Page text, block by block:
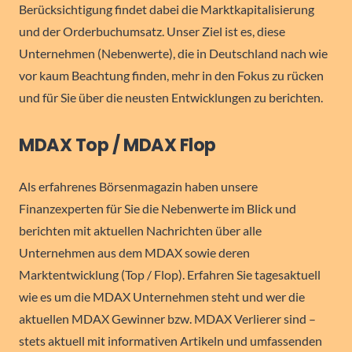
Berücksichtigung findet dabei die Marktkapitalisierung
und der Orderbuchumsatz. Unser Ziel ist es, diese
Unternehmen (Nebenwerte), die in Deutschland nach wie
vor kaum Beachtung finden, mehr in den Fokus zu rücken
und für Sie über die neusten Entwicklungen zu berichten.
MDAX Top / MDAX Flop
Als erfahrenes Börsenmagazin haben unsere
Finanzexperten für Sie die Nebenwerte im Blick und
berichten mit aktuellen Nachrichten über alle
Unternehmen aus dem MDAX sowie deren
Marktentwicklung (Top / Flop). Erfahren Sie tagesaktuell
wie es um die MDAX Unternehmen steht und wer die
aktuellen MDAX Gewinner bzw. MDAX Verlierer sind –
stets aktuell mit informativen Artikeln und umfassenden